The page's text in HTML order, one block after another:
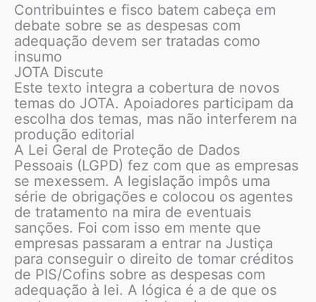
Contribuintes e fisco batem cabeça em
debate sobre se as despesas com
adequação devem ser tratadas como
insumo
JOTA Discute
Este texto integra a cobertura de novos
temas do JOTA. Apoiadores participam da
escolha dos temas, mas não interferem na
produção editorial
A Lei Geral de Proteção de Dados
Pessoais (LGPD) fez com que as empresas
se mexessem. A legislação impôs uma
série de obrigações e colocou os agentes
de tratamento na mira de eventuais
sanções. Foi com isso em mente que
empresas passaram a entrar na Justiça
para conseguir o direito de tomar créditos
de PIS/Cofins sobre as despesas com
adequação à lei. A lógica é a de que os